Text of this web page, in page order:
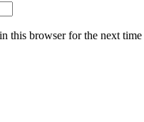
this browser for the next